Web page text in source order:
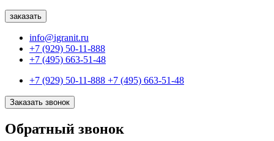
info@igranit.ru
+7 (929) 50-11-888
+7 (495) 663-51-48
+7 (929) 50-11-888 +7 (495) 663-51-48
Заказать звонок
Обратный звонок